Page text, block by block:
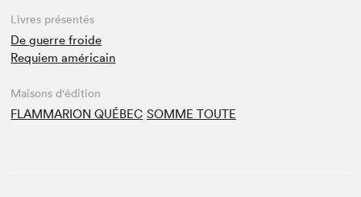
Livres présentés
De guerre froide
Requiem américain
Maisons d'édition
FLAMMARION QUÉBEC SOMME TOUTE